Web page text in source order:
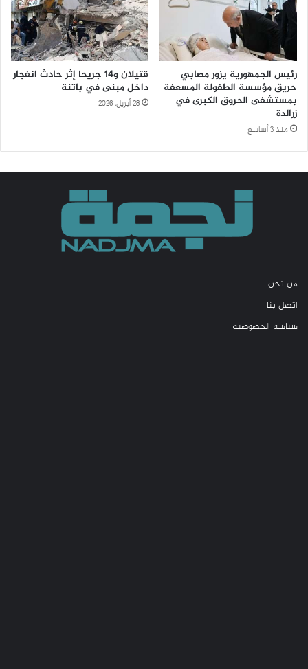
رئيس الجمهورية يزور مصابي
حريق مؤسسة الطفولة المسعفة
بمستشفى الحروق الكبرى في
زرالدة
منذ 3 أسابيع
قتيلان و14 جريحا إثر حادث انفجار
داخل مبنى في باتنة
28 أبريل، 2026
من نحن
اتصل بنا
سياسة الخصوصية